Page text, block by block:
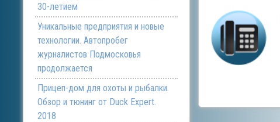
30-летием
Уникальные предприятия и новые
технологии. Автопробег
журналистов Подмосковья
продолжается
Прицеп-дом для охоты и рыбалки.
Обзор и тюнинг от Duck Expert.
2018